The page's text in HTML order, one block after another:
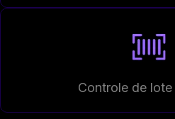
Controle de